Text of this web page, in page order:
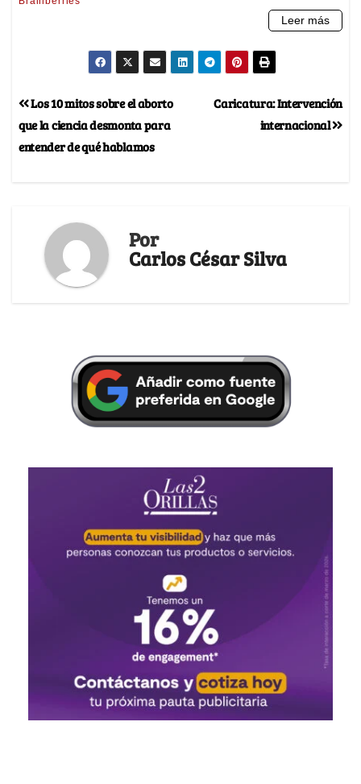
Caricatura: Intervención
internacional
Los 10 mitos sobre el aborto
que la ciencia desmonta para
entender de qué hablamos
Por
Carlos César Silva